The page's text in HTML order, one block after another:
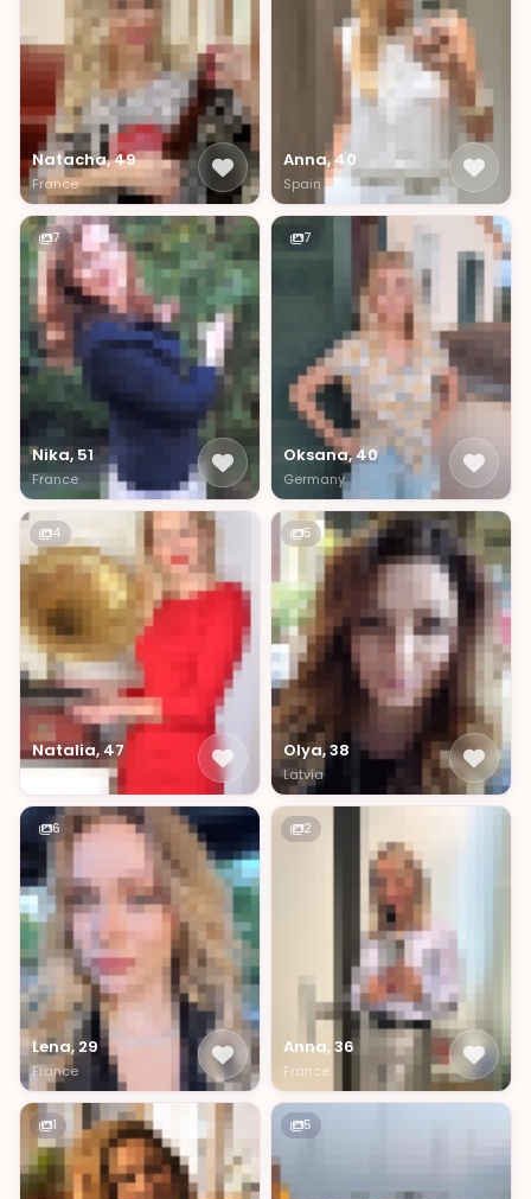
Natacha, 49
France
Anna, 40
Spain
7
Nika, 51
France
7
Oksana, 40
Germany
4
Natalia, 47
France
5
Olya, 38
Latvia
6
Lena, 29
France
2
Anna, 36
France
1 5